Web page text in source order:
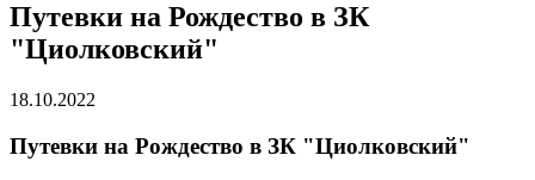
Путевки на Рождество в ЗК
"Циолковский"
18.10.2022
Путевки на Рождество в ЗК "Циолковский"